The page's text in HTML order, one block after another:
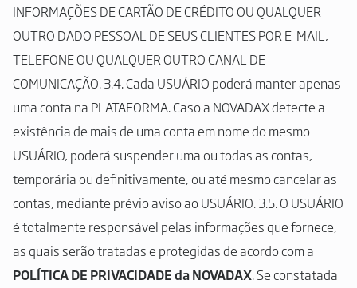
INFORMAÇÕES DE CARTÃO DE CRÉDITO OU QUALQUER
OUTRO DADO PESSOAL DE SEUS CLIENTES POR E-MAIL,
TELEFONE OU QUALQUER OUTRO CANAL DE
COMUNICAÇÃO. 3.4. Cada USUÁRIO poderá manter apenas
uma conta na PLATAFORMA. Caso a NOVADAX detecte a
existência de mais de uma conta em nome do mesmo
USUÁRIO, poderá suspender uma ou todas as contas,
temporária ou definitivamente, ou até mesmo cancelar as
contas, mediante prévio aviso ao USUÁRIO. 3.5. O USUÁRIO
é totalmente responsável pelas informações que fornece,
as quais serão tratadas e protegidas de acordo com a
POLÍTICA DE PRIVACIDADE da NOVADAX. Se constatada